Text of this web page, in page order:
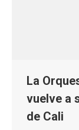
La
vuelve a
de Cali